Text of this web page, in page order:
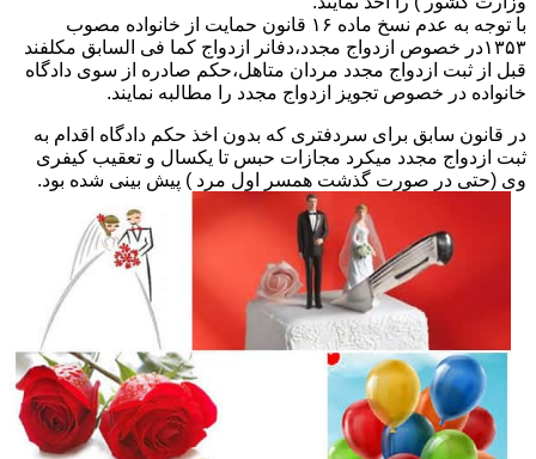
با توجه به عدم نسخ ماده ۱۶ قانون حمایت از خانواده مصوب
۱۳۵۳در خصوص ازدواج مجدد،دفانر ازدواج کما فی السابق مکلفند
قبل از ثبت ازدواج مجدد مردان متاهل،حکم صادره از سوی دادگاه
خانواده در خصوص تجویز ازدواج مجدد را مطالبه نمایند.
در قانون سابق برای سردفتری که بدون اخذ حکم دادگاه اقدام به
ثبت ازدواج مجدد میکرد مجازات حبس تا یکسال و تعقیب کیفری
وی (حتی در صورت گذشت همسر اول مرد ) پیش بینی شده بود.